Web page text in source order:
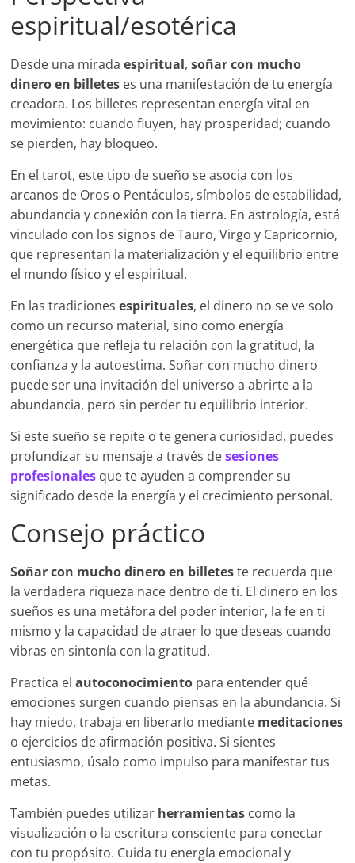
espiritual/esotérica
Desde una miradaespiritual,soñar con mucho
dinero en billetes es una manifestación de tu energía
creadora. Los billetes representan energía vital en
movimiento: cuando fluyen, hay prosperidad; cuando
se pierden, hay bloqueo.
En el tarot, este tipo de sueño se asocia con los
arcanos de Oros o Pentáculos, símbolos de estabilidad,
abundancia y conexión con la tierra. En astrología, está
vinculado con los signos de Tauro, Virgo y Capricornio,
que representan la materialización y el equilibrio entre
el mundo físico y el espiritual.
En las tradicionesespirituales, el dinero no se ve solo
como un recurso material, sino como energía
energética que refleja tu relación con la gratitud, la
confianza y la autoestima. Soñar con mucho dinero
puede ser una invitación del universo a abrirte a la
abundancia, pero sin perder tu equilibrio interior.
Si este sueño se repite o te genera curiosidad, puedes
profundizar su mensaje a través desesiones
profesionales que te ayuden a comprender su
significado desde la energía y el crecimiento personal.
Consejo práctico
Soñar con mucho dinero en billeteste recuerda que
la verdadera riqueza nace dentro de ti. El dinero en los
sueños es una metáfora del poder interior, la fe en ti
mismo y la capacidad de atraer lo que deseas cuando
vibras en sintonía con la gratitud.
Practica elautoconocimiento para entender qué
emociones surgen cuando piensas en la abundancia. Si
hay miedo, trabaja en liberarlo mediante meditaciones
o ejercicios de afirmación positiva. Si sientes
entusiasmo, úsalo como impulso para manifestar tus
metas.
También puedes utilizar herramientas como la
visualización o la escritura consciente para conectar
con tu propósito. Cuida tu energía emocional y